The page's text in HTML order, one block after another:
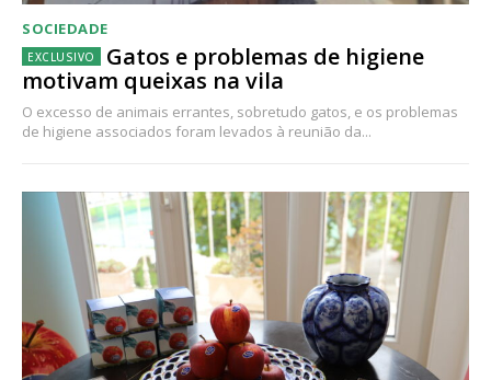
SOCIEDADE
Gatos e problemas de higiene
motivam queixas na vila
O excesso de animais errantes, sobretudo gatos, e os problemas
de higiene associados foram levados à reunião da...